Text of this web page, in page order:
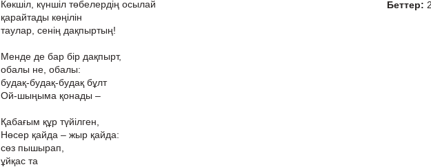
Көкшіл, күншіл төбелердің осылай
қарайтады көңілін
таулар, сенің дақпыртың!
Менде де бар бір дақпырт,
обалы не, обалы:
будақ-будақ-будақ бұлт
Ой-шыңыма қонады –
Қабағым құр түйілген,
Нөсер қайда – жыр қайда:
сөз пышырап,
ұйқас та
Беттер: